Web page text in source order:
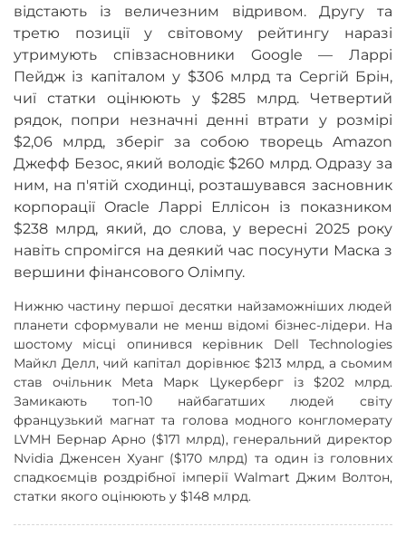
відстають із величезним відривом. Другу та
третю позиції у світовому рейтингу наразі
утримують співзасновники Google — Ларрі
Пейдж із капіталом у $306 млрд та Сергій Брін,
чиї статки оцінюють у $285 млрд. Четвертий
рядок, попри незначні денні втрати у розмірі
$2,06 млрд, зберіг за собою творець Amazon
Джефф Безос, який володіє $260 млрд. Одразу за
ним, на п'ятій сходинці, розташувався засновник
корпорації Oracle Ларрі Еллісон із показником
$238 млрд, який, до слова, у вересні 2025 року
навіть спромігся на деякий час посунути Маска з
вершини фінансового Олімпу.
Нижню частину першої десятки найзаможніших людей
планети сформували не менш відомі бізнес-лідери. На
шостому місці опинився керівник Dell Technologies
Майкл Делл, чий капітал дорівнює $213 млрд, а сьомим
став очільник Meta Марк Цукерберг із $202 млрд.
Замикають топ-10 найбагатших людей світу
французький магнат та голова модного конгломерату
LVMH Бернар Арно ($171 млрд), генеральний директор
Nvidia Дженсен Хуанг ($170 млрд) та один із головних
спадкоємців роздрібної імперії Walmart Джим Волтон,
статки якого оцінюють у $148 млрд.